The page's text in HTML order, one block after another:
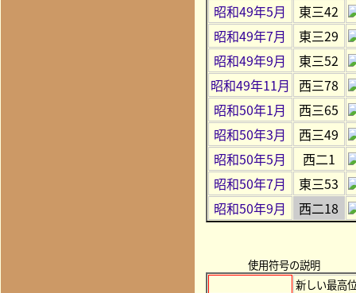
昭和49年5月
東三42
昭和49年7月
東三29
昭和49年9月
東三52
昭和49年11月 西三78
昭和50年1月
西三65
昭和50年3月
西三49
昭和50年5月
西二1
昭和50年7月
東三53
昭和50年9月
西二18
使用符号の説明
新しい最高